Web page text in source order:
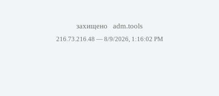
захищено adm.tools
216.73.216.48 — 8/9/2026, 1:16:02 PM